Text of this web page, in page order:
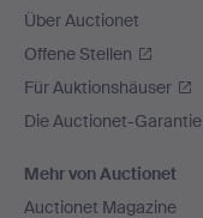
Über Auctionet
Offene Stellen
Für Auktionshäuser
Die Auctionet-Garantie
Mehr von Auctionet
Auctionet Magazine